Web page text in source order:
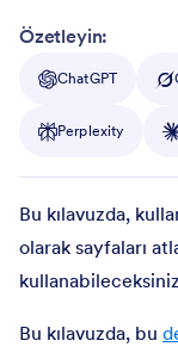
Post ID
Özetleyin:
ChatGPT
Perplexity
Bu kılavuzda,
olarak sayfaları
Bu kılavuzda, bu